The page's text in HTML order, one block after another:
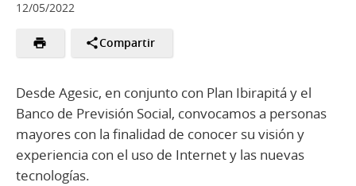
12/05/2022
Compartir
Desde Agesic, en conjunto con Plan Ibirapitá y el
Banco de Previsión Social, convocamos a personas
mayores con la finalidad de conocer su visión y
experiencia con el uso de Internet y las nuevas
tecnologías.